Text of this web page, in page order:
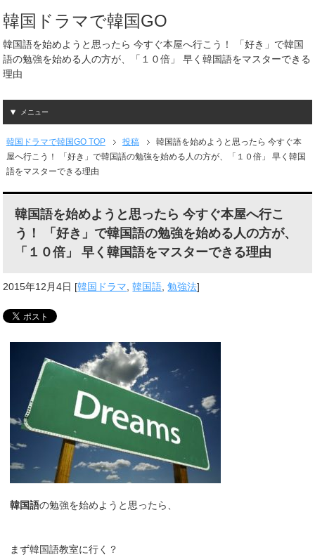
韓国ドラマで韓国GO
韓国語を始めようと思ったら 今すぐ本屋へ行こう！ 「好き」で韓国
語の勉強を始める人の方が、「１０倍」 早く韓国語をマスターできる
理由
メニュー
韓国ドラマで韓国GO TOP 投稿
韓国語を始めようと思ったら 今すぐ本
屋へ行こう！ 「好き」で韓国語の勉強を始める人の方が、「１０倍」 早く韓国
語をマスターできる理由
韓国語を始めようと思ったら 今すぐ本屋へ行こ
う！ 「好き」で韓国語の勉強を始める人の方が、
「１０倍」 早く韓国語をマスターできる理由
2015年12月4日 [韓国ドラマ,韓国語,勉強法]
韓国語の勉強を始めようと思ったら、
まず韓国語教室に行く？